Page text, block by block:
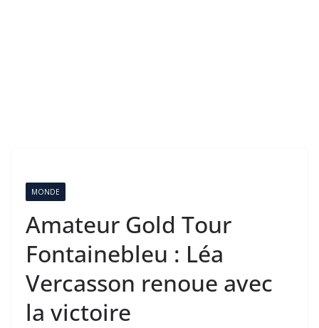
MONDE
Amateur Gold Tour
Fontainebleu : Léa
Vercasson renoue avec
la victoire